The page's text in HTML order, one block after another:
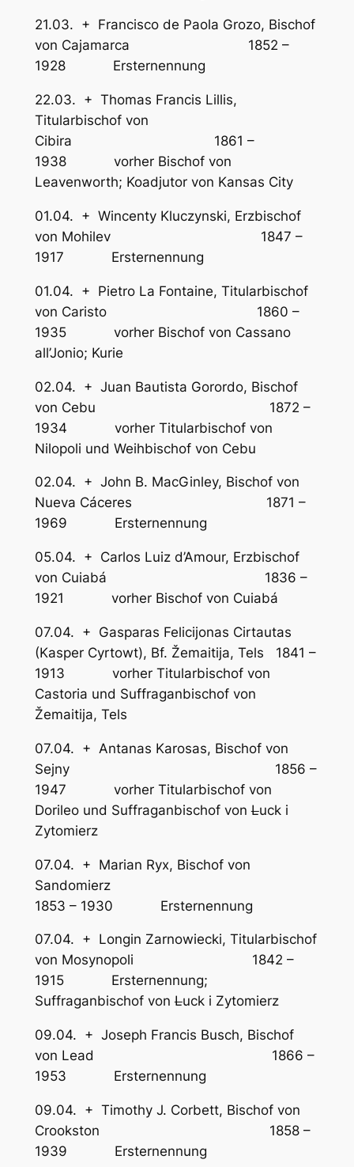
21.03. + Francisco de Paola Grozo, Bischof
von Cajamarca 1852 –
1928 Ersternennung
22.03. + Thomas Francis Lillis,
Titularbischof von
Cibira 1861 –
1938 vorher Bischof von
Leavenworth; Koadjutor von Kansas City
01.04. + Wincenty Kluczynski, Erzbischof
von Mohilev 1847 –
1917 Ersternennung
01.04. + Pietro La Fontaine, Titularbischof
von Caristo 1860 –
1935 vorher Bischof von Cassano
all’Jonio; Kurie
02.04. + Juan Bautista Gorordo, Bischof
von Cebu 1872 –
1934 vorher Titularbischof von
Nilopoli und Weihbischof von Cebu
02.04. + John B. MacGinley, Bischof von
Nueva Cáceres 1871 –
1969 Ersternennung
05.04. + Carlos Luiz d’Amour, Erzbischof
von Cuiabá 1836 –
1921 vorher Bischof von Cuiabá
07.04. + Gasparas Felicijonas Cirtautas
(Kasper Cyrtowt), Bf. Žemaitija, Tels 1841 –
1913 vorher Titularbischof von
Castoria und Suffraganbischof von
Žemaitija, Tels
07.04. + Antanas Karosas, Bischof von
Sejny 1856 –
1947 vorher Titularbischof von
Dorileo und Suffraganbischof vonLuck i
Zytomierz
07.04. + Marian Ryx, Bischof von
Sandomierz
1853 – 1930 Ersternennung
07.04. + Longin Zarnowiecki, Titularbischof
von Mosynopoli 1842 –
1915 Ersternennung;
Suffraganbischof vonLuck i Zytomierz
09.04. + Joseph Francis Busch, Bischof
von Lead 1866 –
1953 Ersternennung
09.04. + Timothy J. Corbett, Bischof von
Crookston 1858 –
1939 Ersternennung